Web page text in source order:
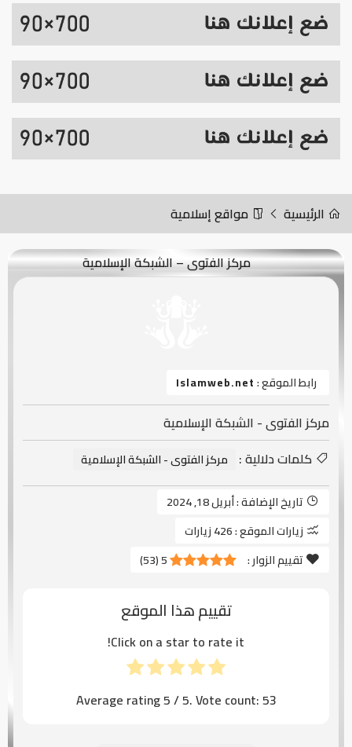
الرئيسية مواقع إسلامية
مركز الفتوى – الشبكة الإسلامية
رابط الموقع :Islamweb.net
مركز الفتوى - الشبكة الإسلامية
كلمات دلالية :
مركز الفتوى - الشبكة الإسلامية
تاريخ الإضافة :أبريل 18, 2024
زيارات الموقع :426 زيارات
تقييم الزوار :
5
(
53
)
تقييم هذا الموقع
Click on a star to rate it!
Average rating5/ 5. Vote count:53